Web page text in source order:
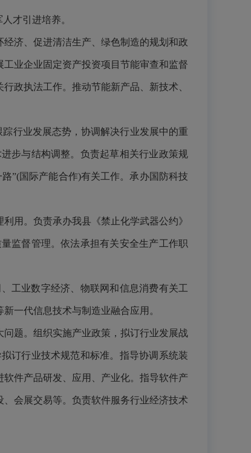
才引进培养。
济、促进清洁生产、绿色制造的规划和政
业企业固定资产投资项目节能审查和监督
政执法工作。推动节能新产品、新技术、
行业发展态势，协调解决行业发展中的重
步与结构调整。负责起草相关行业政策规
”(国际产能合作)有关工作。承办国防科技
用。负责承办我县《禁止化学武器公约》
监督管理。依法承担有关安全生产工作职
工业数字经济、物联网和信息消费有关工
一代信息技术与制造业融合应用。
题。组织实施产业政策，拟订行业发展战
订行业技术规范和标准。指导协调系统装
件产品研发、应用、产业化。指导软件产
会展交易等。负责软件服务行业经济技术